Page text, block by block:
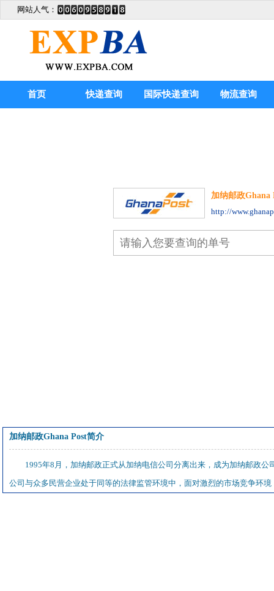
网站人气：
首页 快递查询 国际快递查询 物流查询
加纳邮政Ghana
http://
加纳邮政Ghana Post简介
1995年8月，加纳邮政正式从加纳电信公司分离出来，成为加纳邮政
公司与众多民营企业处于同等的法律监管环境中，面对激烈的市场竞争环